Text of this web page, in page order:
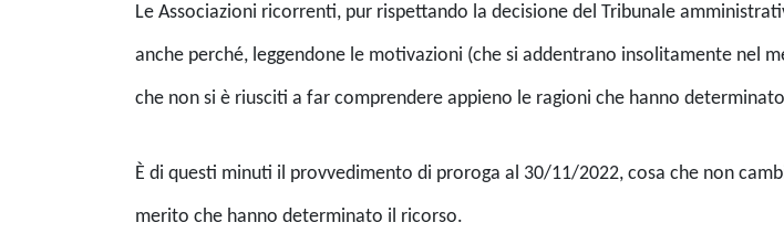
Le Associazioni ricorrenti, pur rispettando la decisione del Tribunale
anche perché, leggendone le motivazioni (che si addentrano insolitamente nel
che non si è riusciti a far comprendere appieno le ragioni che hanno
È di questi minuti il provvedimento di proroga al 30/11/2022, cosa che non
merito che hanno determinato il ricorso.